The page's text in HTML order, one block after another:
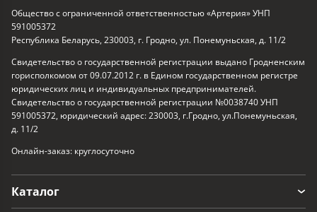
Общество с ограниченной ответственностью «Артерия» УНП
591005372
Республика Беларусь, 230003, г. Гродно, ул. Понемуньская, д. 11/2
Свидетельство о государственной регистрации выдано Гродненским
горисполкомом от 09.07.2012 г. в Едином государственном регистре
юридических лиц и индивидуальных предпринимателей.
Свидетельство о государственной регистрации №0038740 УНП
591005372, юридический адрес: 230003, г.Гродно, ул.Понемуньская,
д. 11/2
Онлайн-заказ: круглосуточно
Каталог